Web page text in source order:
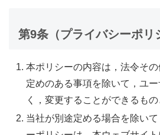
第9条（プライバシーポリ
本ポリシーの内容は，法令そ
定めのある事項を除いて，ユ
く，変更することができるもの
当社が別途定める場合を除い